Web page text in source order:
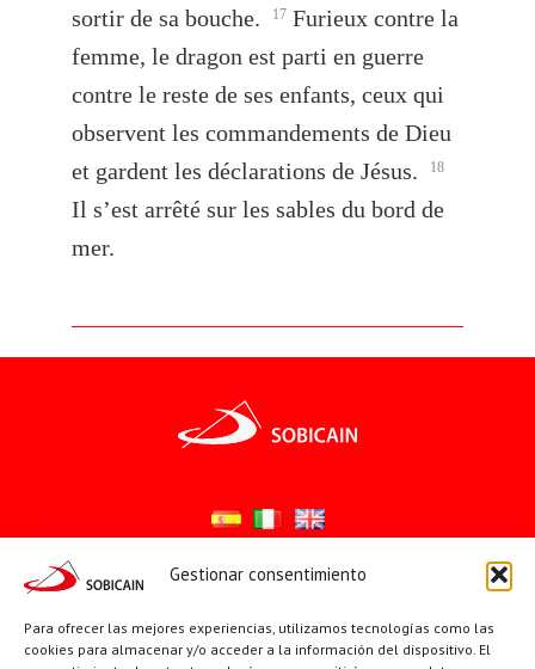
Gestionar consentimiento
Para ofrecer las mejores experiencias, utilizamos tecnologías como las
cookies para almacenar y/o acceder a la información del dispositivo. El
sortir de sa bouche.
17 Furieux contre la
femme, le dragon est parti en guerre
contre le reste de ses enfants, ceux qui
observent les commandements de Dieu
et gardent les déclarations de Jésus.
18
Il s’est arrêté sur les sables du bord de
mer.
YouTube
X Facebook